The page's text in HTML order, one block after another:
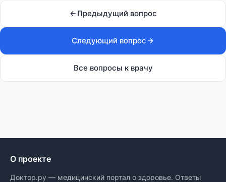
Предыдущий вопрос
Следующий вопрос
Все вопросы к врачу
О проекте
Доктор.ру — медицинский портал о здоровье. Ответы